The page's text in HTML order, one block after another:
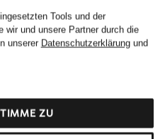
Tools und der
wir und unsere Partner durch die
unserer Datenschutzerklärungund
ZU